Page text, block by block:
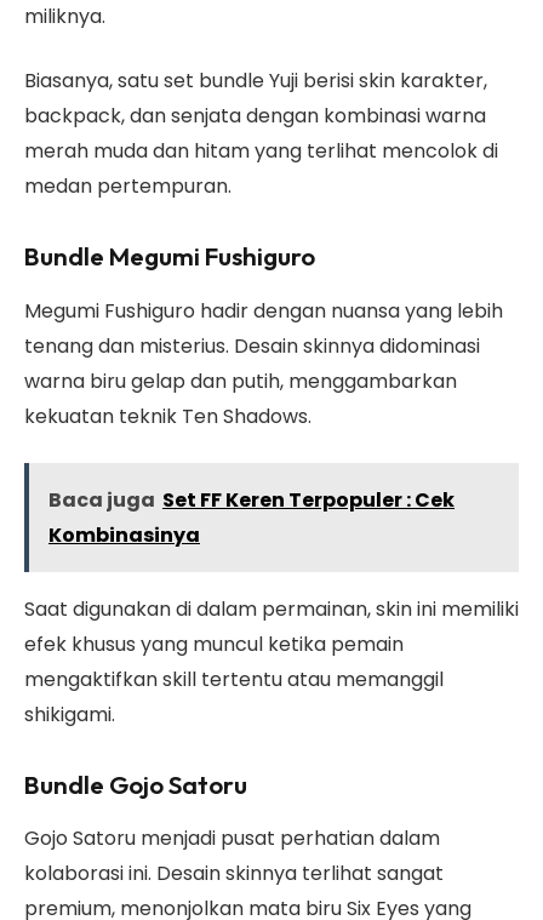
miliknya.
Biasanya, satu set bundle Yuji berisi skin karakter,
backpack, dan senjata dengan kombinasi warna
merah muda dan hitam yang terlihat mencolok di
medan pertempuran.
Bundle Megumi Fushiguro
Megumi Fushiguro hadir dengan nuansa yang lebih
tenang dan misterius. Desain skinnya didominasi
warna biru gelap dan putih, menggambarkan
kekuatan teknik Ten Shadows.
Baca juga Set FF Keren Terpopuler : Cek
Kombinasinya
Saat digunakan di dalam permainan, skin ini memiliki
efek khusus yang muncul ketika pemain
mengaktifkan skill tertentu atau memanggil
shikigami.
Bundle Gojo Satoru
Gojo Satoru menjadi pusat perhatian dalam
kolaborasi ini. Desain skinnya terlihat sangat
premium, menonjolkan mata biru Six Eyes yang